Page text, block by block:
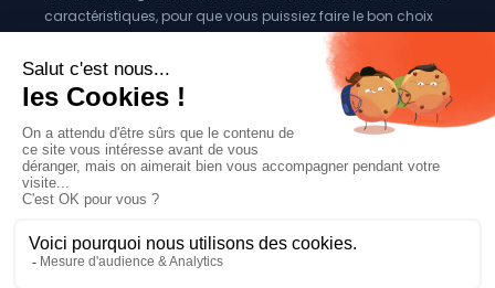
caractéristiques, pour que vous puissiez faire le bon choix
Vous êtes éditeur?
Se référencer sur Foxeet
Réseaux
Mentions légales